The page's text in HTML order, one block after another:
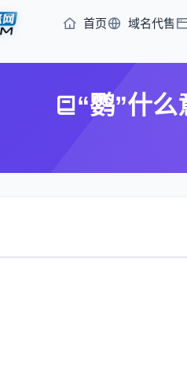
首页 域名代售
“鹦”什么